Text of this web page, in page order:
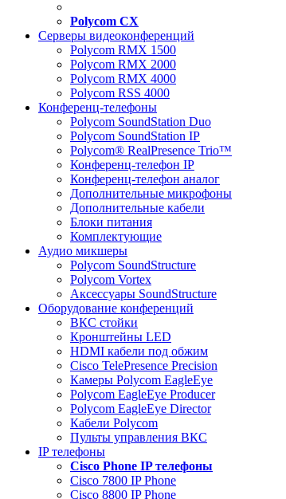
Polycom CX
Серверы видеоконференций
Polycom RMX 1500
Polycom RMX 2000
Polycom RMX 4000
Polycom RSS 4000
Конференц-телефоны
Polycom SoundStation Duo
Polycom SoundStation IP
Polycom® RealPresence Trio™
Конференц-телефон IP
Конференц-телефон аналог
Дополнительные микрофоны
Дополнительные кабели
Блоки питания
Комплектующие
Аудио микшеры
Polycom SoundStructure
Polycom Vortex
Аксессуары SoundStructure
Оборудование конференций
ВКС стойки
Кронштейны LED
HDMI кабели под обжим
Cisco TelePresence Precision
Камеры Polycom EagleEye
Polycom EagleEye Producer
Polycom EagleEye Director
Кабели Polycom
Пульты управления ВКС
IP телефоны
Сisco Phone IP телефоны
Cisco 7800 IP Phone
Cisco 8800 IP Phone